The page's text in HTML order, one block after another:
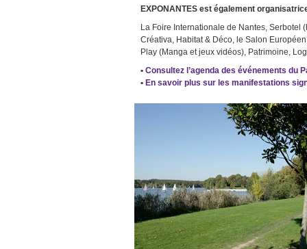
EXPONANTES est également
La Foire Internationale de Nantes, Serbotel
Créativa, Habitat & Déco, le Salon
Play (Manga et jeux vidéos), Patrimoine,
• Consultez l’agenda des événements du
• En savoir plus sur les manifestations